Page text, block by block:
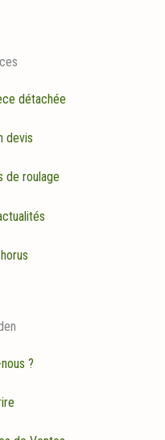
détachée
devis
de roulage
?